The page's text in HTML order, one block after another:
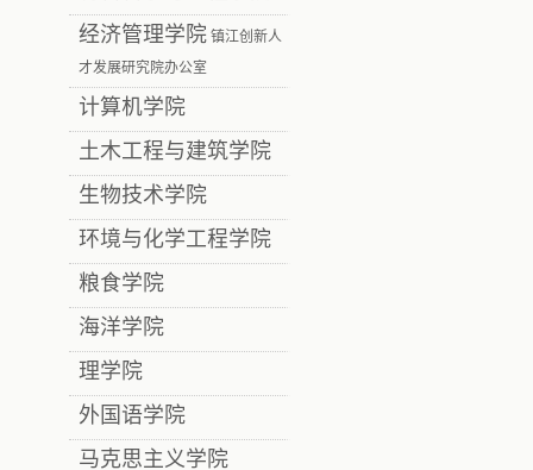
经济管理学院 镇江创新人
才发展研究院办公室
计算机学院
土木工程与建筑学院
生物技术学院
环境与化学工程学院
粮食学院
海洋学院
理学院
外国语学院
马克思主义学院